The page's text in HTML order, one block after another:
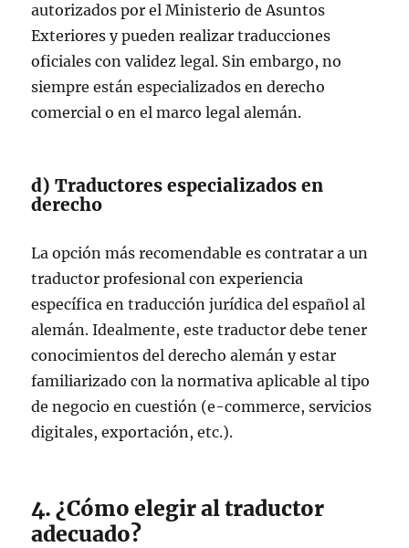
autorizados por el Ministerio de Asuntos
Exteriores y pueden realizar traducciones
oficiales con validez legal. Sin embargo, no
siempre están especializados en derecho
comercial o en el marco legal alemán.
d) Traductores especializados en
derecho
La opción más recomendable es contratar a un
traductor profesional con experiencia
específica en traducción jurídica del español al
alemán. Idealmente, este traductor debe tener
conocimientos del derecho alemán y estar
familiarizado con la normativa aplicable al tipo
de negocio en cuestión (e-commerce, servicios
digitales, exportación, etc.).
4. ¿Cómo elegir al traductor
adecuado?